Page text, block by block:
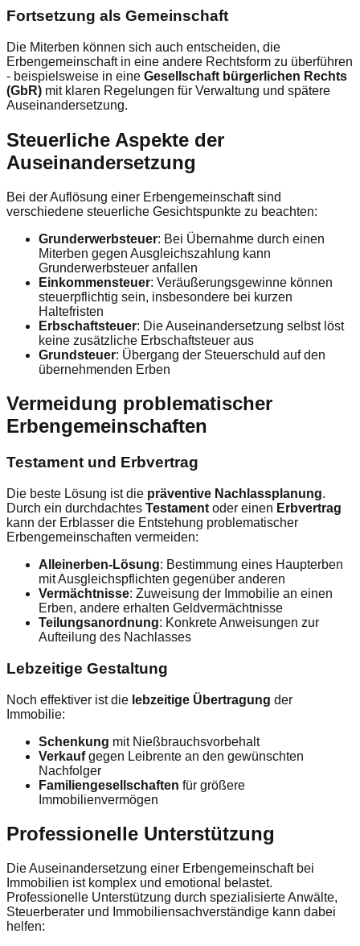
Fortsetzung als Gemeinschaft
Die Miterben können sich auch entscheiden, die
Erbengemeinschaft in eine andere Rechtsform zu überführen
- beispielsweise in eine Gesellschaft bürgerlichen Rechts
(GbR) mit klaren Regelungen für Verwaltung und spätere
Auseinandersetzung.
Steuerliche Aspekte der
Auseinandersetzung
Bei der Auflösung einer Erbengemeinschaft sind
verschiedene steuerliche Gesichtspunkte zu beachten:
Grunderwerbsteuer: Bei Übernahme durch einen
Miterben gegen Ausgleichszahlung kann
Grunderwerbsteuer anfallen
Einkommensteuer: Veräußerungsgewinne können
steuerpflichtig sein, insbesondere bei kurzen
Haltefristen
Erbschaftsteuer: Die Auseinandersetzung selbst löst
keine zusätzliche Erbschaftsteuer aus
Grundsteuer: Übergang der Steuerschuld auf den
übernehmenden Erben
Vermeidung problematischer
Erbengemeinschaften
Testament und Erbvertrag
Die beste Lösung ist die präventive Nachlassplanung.
Durch ein durchdachtes Testament oder einen Erbvertrag
kann der Erblasser die Entstehung problematischer
Erbengemeinschaften vermeiden:
Alleinerben-Lösung: Bestimmung eines Haupterben
mit Ausgleichspflichten gegenüber anderen
Vermächtnisse: Zuweisung der Immobilie an einen
Erben, andere erhalten Geldvermächtnisse
Teilungsanordnung: Konkrete Anweisungen zur
Aufteilung des Nachlasses
Lebzeitige Gestaltung
Noch effektiver ist die lebzeitige Übertragung der
Immobilie:
Schenkung mit Nießbrauchsvorbehalt
Verkaufgegen Leibrente an den gewünschten
Nachfolger
Familiengesellschaften für größere
Immobilienvermögen
Professionelle Unterstützung
Die Auseinandersetzung einer Erbengemeinschaft bei
Immobilien ist komplex und emotional belastet.
Professionelle Unterstützung durch spezialisierte Anwälte,
Steuerberater und Immobiliensachverständige kann dabei
helfen: